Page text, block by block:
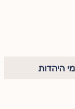
היהדות